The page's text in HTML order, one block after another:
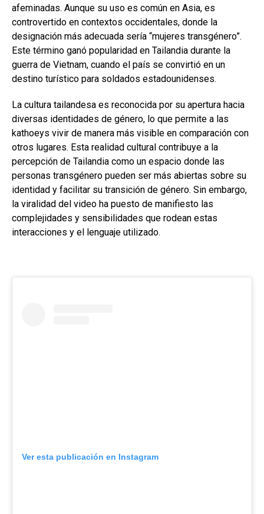
afeminadas. Aunque su uso es común en Asia, es
controvertido en contextos occidentales, donde la
designación más adecuada sería “mujeres transgénero”.
Este término ganó popularidad en Tailandia durante la
guerra de Vietnam, cuando el país se convirtió en un
destino turístico para soldados estadounidenses.
La cultura tailandesa es reconocida por su apertura hacia
diversas identidades de género, lo que permite a las
kathoeys vivir de manera más visible en comparación con
otros lugares. Esta realidad cultural contribuye a la
percepción de Tailandia como un espacio donde las
personas transgénero pueden ser más abiertas sobre su
identidad y facilitar su transición de género. Sin embargo,
la viralidad del video ha puesto de manifiesto las
complejidades y sensibilidades que rodean estas
interacciones y el lenguaje utilizado.
Ver esta publicación en Instagram